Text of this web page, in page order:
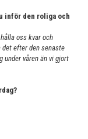
inför den roliga och
oss kvar och
efter den senaste
under våren än vi gjort